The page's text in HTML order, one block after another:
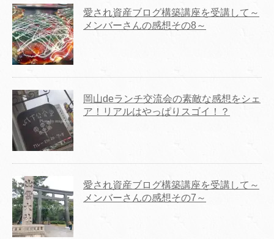
愛され資産ブログ構築講座を受講して～
メンバーさんの感想その8～
岡山deランチ交流会の素敵な感想をシェ
ア！リアルはやっぱりスゴイ！？
愛され資産ブログ構築講座を受講して～
メンバーさんの感想その7～